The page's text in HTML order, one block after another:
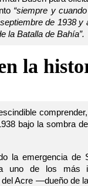
“siempre y
de 1938
la Batalla de Bahía”.
la
bajo la sombra
la emergencia de
uno de los más
Acre —dueño de